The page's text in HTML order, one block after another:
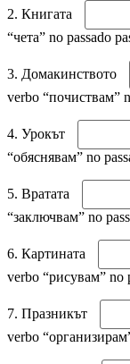
2. Книгата
“чета” no passado
3. Домакинството
verbo “почиствам”
4. Урокът
“обяснявам” no
5. Вратата
“заключвам” no
6. Картината
verbo “рисувам” no
7. Празникът
verbo